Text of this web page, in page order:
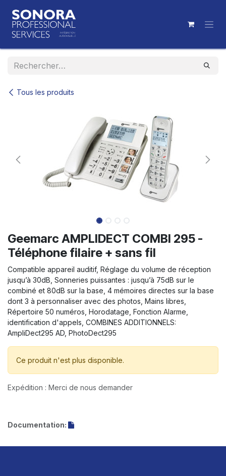
Tous les produits
Geemarc AMPLIDECT COMBI 295 -
Téléphone filaire + sans fil
Compatible appareil auditif, Réglage du volume de réception
jusqu’à 30dB, Sonneries puissantes : jusqu’à 75dB sur le
combiné et 80dB sur la base, 4 mémoires directes sur la base
dont 3 à personnaliser avec des photos, Mains libres,
Répertoire 50 numéros, Horodatage, Fonction Alarme,
identification d'appels, COMBINES ADDITIONNELS:
AmpliDect295 AD, PhotoDect295
Ce produit n'est plus disponible.
Expédition : Merci de nous demander
Documentation: